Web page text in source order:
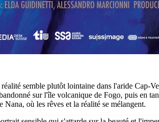
semble plutôt lointaine dans l'aride Cap-
sur l'île volcanique de Fogo, puis en
Nana, où les rêves et la réalité se mélangent.